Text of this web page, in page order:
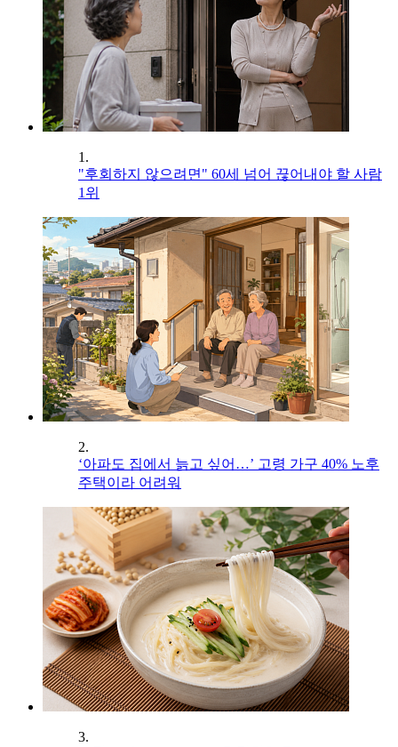
1.
"후회하지 않으려면" 60세 넘어 끊어내야 할 사람
1위
2.
‘아파도 집에서 늙고 싶어…’ 고령 가구 40% 노후
주택이라 어려워
3.